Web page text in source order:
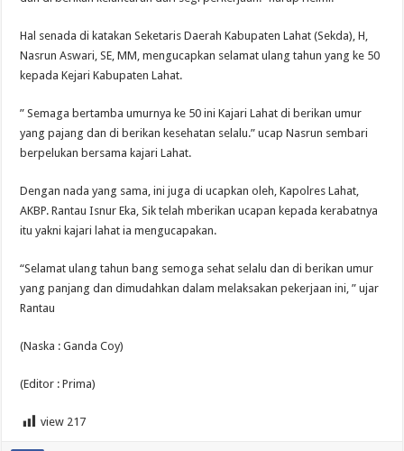
Hal senada di katakan Seketaris Daerah Kabupaten Lahat (Sekda), H,
Nasrun Aswari, SE, MM, mengucapkan selamat ulang tahun yang ke 50
kepada Kejari Kabupaten Lahat.
” Semaga bertamba umurnya ke 50 ini Kajari Lahat di berikan umur
yang pajang dan di berikan kesehatan selalu.” ucap Nasrun sembari
berpelukan bersama kajari Lahat.
Dengan nada yang sama, ini juga di ucapkan oleh, Kapolres Lahat,
AKBP. Rantau Isnur Eka, Sik telah mberikan ucapan kepada kerabatnya
itu yakni kajari lahat ia mengucapakan.
“Selamat ulang tahun bang semoga sehat selalu dan di berikan umur
yang panjang dan dimudahkan dalam melaksakan pekerjaan ini, ” ujar
Rantau
(Naska : Ganda Coy)
(Editor : Prima)
view 217